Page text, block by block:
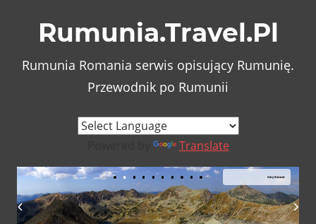
Rumunia.Travel.Pl
Rumunia Romania serwis opisujący Rumunię.
Przewodnik po Rumunii
Translate
Góry Retezat